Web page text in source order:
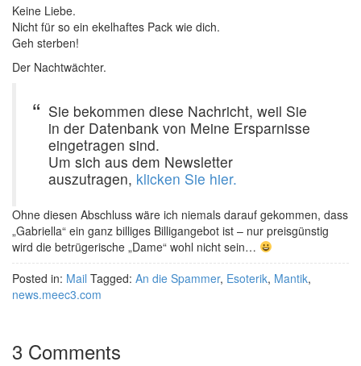
Keine Liebe.
Nicht für so ein ekelhaftes Pack wie dich.
Geh sterben!
Der Nachtwächter.
Sie bekommen diese Nachricht, weil Sie
in der Datenbank von Meine Ersparnisse
eingetragen sind.
Um sich aus dem Newsletter
auszutragen, klicken Sie hier.
Ohne diesen Abschluss wäre ich niemals darauf gekommen, dass
„Gabriella“ ein ganz billiges Billigangebot ist – nur preisgünstig
wird die betrügerische „Dame“ wohl nicht sein…
Posted in: Mail Tagged: An die Spammer, Esoterik, Mantik,
news.meec3.com
3 Comments